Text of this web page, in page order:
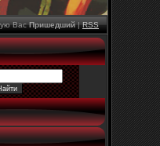
Вас Пришедший|RSS